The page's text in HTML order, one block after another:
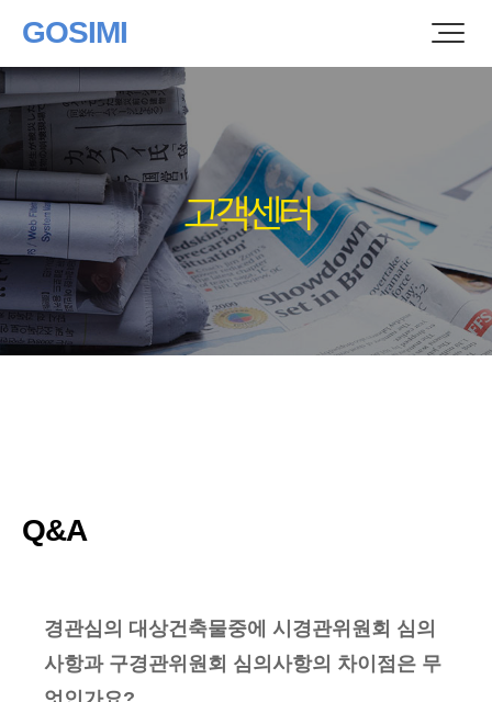
GOSIMI
고객센터
Q&A
경관심의 대상건축물중에 시경관위원회 심의
사항과 구경관위원회 심의사항의 차이점은 무